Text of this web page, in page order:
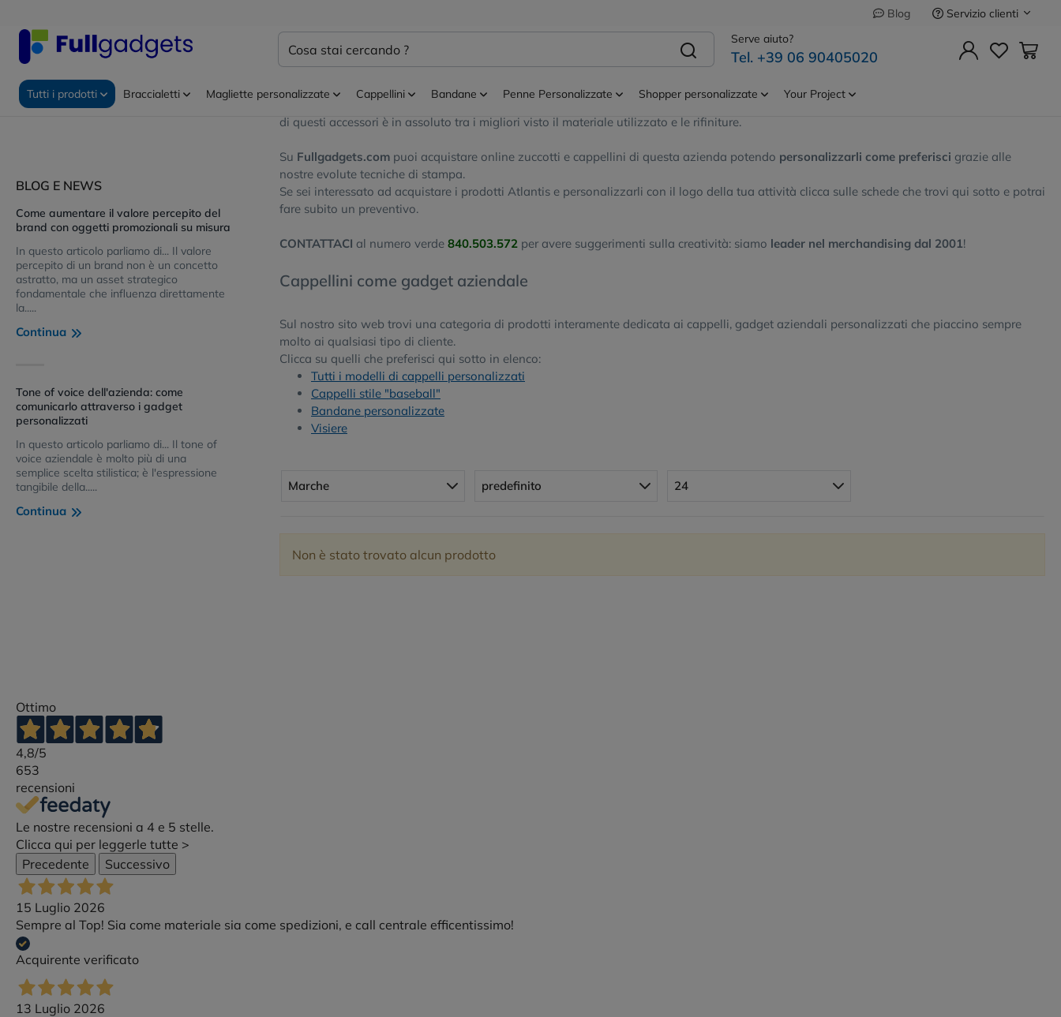
Blog
Servizio clienti
Serve aiuto?
Tel. +39 06 90405020
Tutti i prodotti Braccialetti Magliette personalizzate Cappellini Bandane Penne Personalizzate Shopper personalizzate Your Project
BLOG E NEWS
Come aumentare il valore percepito del
brand con oggetti promozionali su misura
In questo articolo parliamo di... Il valore
percepito di un brand non è un concetto
astratto, ma un asset strategico
fondamentale che influenza direttamente
la.....
Continua
Tone of voice dell'azienda: come
comunicarlo attraverso i gadget
personalizzati
In questo articolo parliamo di... Il tone of
voice aziendale è molto più di una
semplice scelta stilistica; è l'espressione
tangibile della.....
Continua
Home Atlantis
Atlantis - Cappelli
è una delle , e in generale abbigliamento e accessori di alta qualità.
di questi accessori è in assoluto tra i migliori visto il materiale utilizzato e le rifiniture.
Su Fullgadgets.com puoi acquistare online zuccotti e cappellini di questa azienda potendo personalizzarli come preferisci grazie alle
nostre evolute tecniche di stampa.
Se sei interessato ad acquistare i prodotti Atlantis e personalizzarli con il logo della tua attività clicca sulle schede che trovi qui sotto e potrai
fare subito un preventivo.
CONTATTACI al numero verde 840.503.572 per avere suggerimenti sulla creatività: siamo leader nel merchandising dal 2001!
Cappellini come gadget aziendale
Sul nostro sito web trovi una categoria di prodotti interamente dedicata ai cappelli, gadget aziendali personalizzati che piaccino sempre
molto ai qualsiasi tipo di cliente.
Clicca su quelli che preferisci qui sotto in elenco:
Tutti i modelli di cappelli personalizzati
Cappelli stile "baseball"
Bandane personalizzate
Visiere
Marche predefinito 24
Non è stato trovato alcun prodotto
Ottimo
4,8/5
653
recensioni
Le nostre recensioni a 4 e 5 stelle.
Clicca qui per leggerle tutte >
Precedente
Successivo
15 Luglio 2026
Sempre al Top! Sia come materiale sia come spedizioni, e call centrale efficentissimo!
Acquirente verificato
13 Luglio 2026